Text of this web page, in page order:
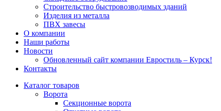
Строительство быстровозводимых зданий
Изделия из металла
ПВХ завесы
О компании
Наши работы
Новости
Обновленный сайт компании Евростиль – Курск!
Контакты
Каталог товаров
Ворота
Секционные ворота